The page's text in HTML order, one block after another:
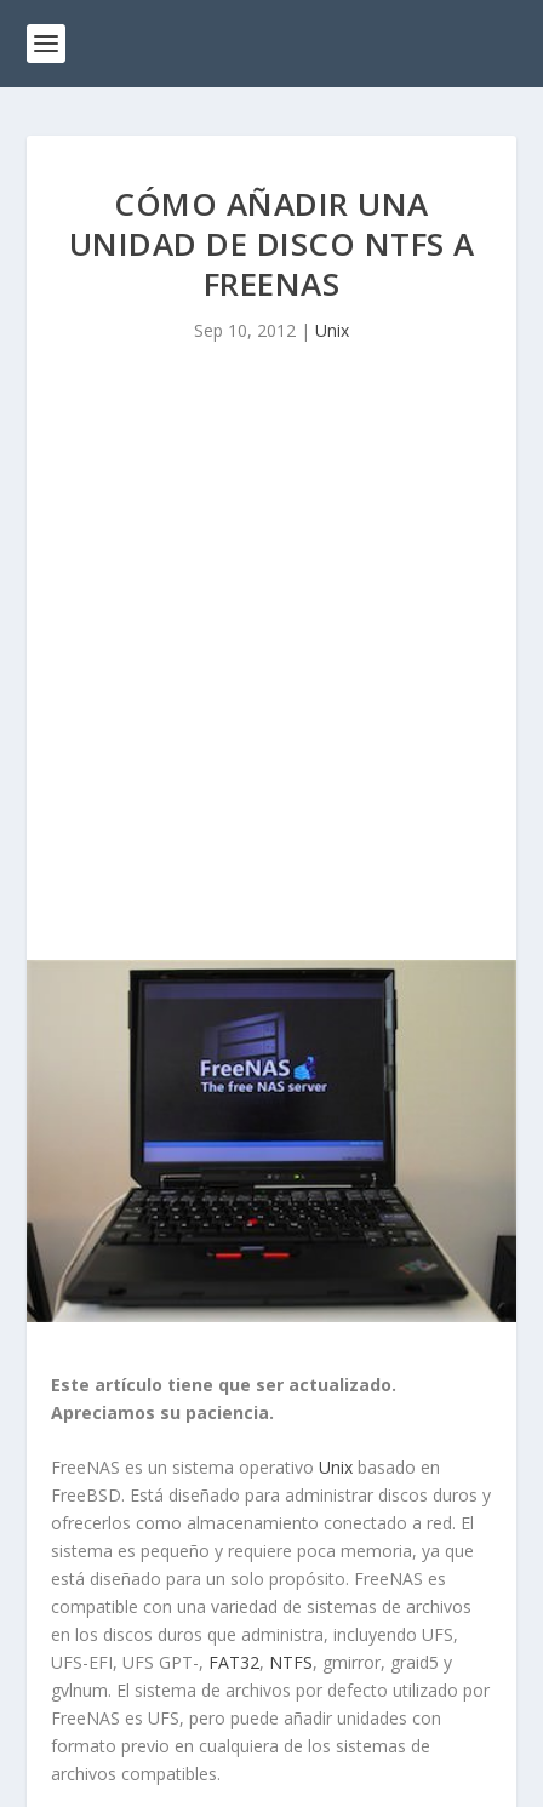
CÓMO AÑADIR UNA
UNIDAD DE DISCO NTFS A
FREENAS
Sep 10, 2012 | Unix
Este artículo tiene que ser actualizado.
Apreciamos su paciencia.
FreeNAS es un sistema operativoUnix basado en
FreeBSD. Está diseñado para administrar discos duros y
ofrecerlos como almacenamiento conectado a red. El
sistema es pequeño y requiere poca memoria, ya que
está diseñado para un solo propósito. FreeNAS es
compatible con una variedad de sistemas de archivos
en los discos duros que administra, incluyendo UFS,
UFS-EFI, UFS GPT-, FAT32, NTFS, gmirror, graid5 y
gvlnum. El sistema de archivos por defecto utilizado por
FreeNAS es UFS, pero puede añadir unidades con
formato previo en cualquiera de los sistemas de
archivos compatibles.